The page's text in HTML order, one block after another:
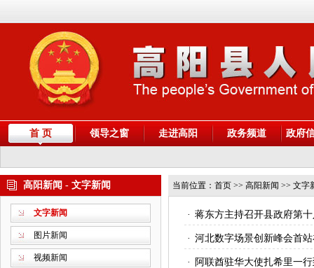
首 页 领导之窗 走进高阳 政务频道 政府
高阳新闻 - 文字新闻
文字新闻
图片新闻
视频新闻
当前位置： 首页 >> 高阳新闻 >> 文字
· 蒋东方主持召开县政府第
· 河北数字场景创新峰会首
· 阿联酋驻华大使扎希里一